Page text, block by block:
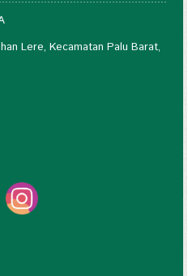
Lere, Kecamatan Palu Barat,